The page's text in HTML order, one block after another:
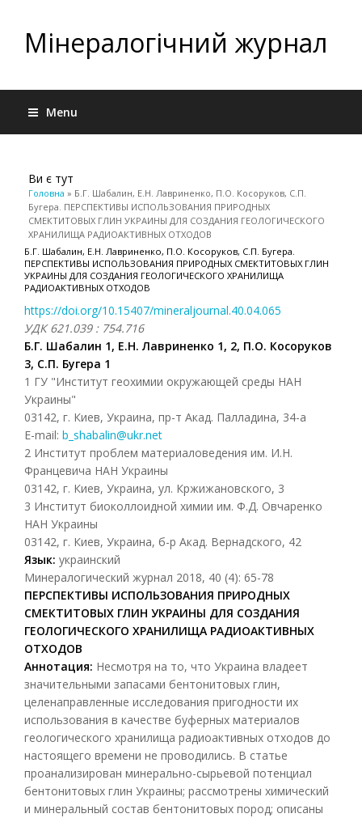
Мінералогічний журнал
Menu
Ви є тут
Головна » Б.Г. Шабалин, Е.Н. Лавриненко, П.О. Косоруков, С.П.
Бугера. ПЕРСПЕКТИВЫ ИСПОЛЬЗОВАНИЯ ПРИРОДНЫХ
СМЕКТИТОВЫХ ГЛИН УКРАИНЫ ДЛЯ СОЗДАНИЯ ГЕОЛОГИЧЕСКОГО
ХРАНИЛИЩА РАДИОАКТИВНЫХ ОТХОДОВ
Б.Г. Шабалин, Е.Н. Лавриненко, П.О. Косоруков, С.П. Бугера.
ПЕРСПЕКТИВЫ ИСПОЛЬЗОВАНИЯ ПРИРОДНЫХ СМЕКТИТОВЫХ ГЛИН
УКРАИНЫ ДЛЯ СОЗДАНИЯ ГЕОЛОГИЧЕСКОГО ХРАНИЛИЩА
РАДИОАКТИВНЫХ ОТХОДОВ
https://doi.org/10.15407/mineraljournal.40.04.065
УДК 621.039 : 754.716
Б.Г. Шабалин 1, Е.Н. Лавриненко 1, 2, П.О. Косоруков
3, С.П. Бугера 1
1 ГУ "Институт геохимии окружающей среды НАН
Украины"
03142, г. Киев, Украина, пр-т Акад. Палладина, 34-а
E-mail: b_shabalin@ukr.net
2 Институт проблем материаловедения им. И.Н.
Францевича НАН Украины
03142, г. Киев, Украина, ул. Кржижановского, 3
3 Институт биоколлоидной химии им. Ф.Д. Овчаренко
НАН Украины
03142, г. Киев, Украина, б-р Акад. Вернадского, 42
Язык: украинский
Минералогический журнал 2018, 40 (4): 65-78
ПЕРСПЕКТИВЫ ИСПОЛЬЗОВАНИЯ ПРИРОДНЫХ
СМЕКТИТОВЫХ ГЛИН УКРАИНЫ ДЛЯ СОЗДАНИЯ
ГЕОЛОГИЧЕСКОГО ХРАНИЛИЩА РАДИОАКТИВНЫХ
ОТХОДОВ
Аннотация: Несмотря на то, что Украина владеет
значительными запасами бентонитовых глин,
целенаправленные исследования пригодности их
использования в качестве буферных материалов
геологического хранилища радиоактивных отходов до
настоящего времени не проводились. В статье
проанализирован минерально-сырьевой потенциал
бентонитовых глин Украины; рассмотрены химический
и минеральный состав бентонитовых пород; описаны